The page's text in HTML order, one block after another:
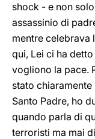
shock - e non
assassinio di
mentre celebrava
qui, Lei ci ha
vogliono la pace.
stato chiaramente
Santo Padre, ho
quando parla di
terroristi ma mai